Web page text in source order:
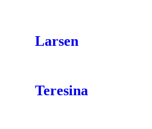
Larsen
Teresina